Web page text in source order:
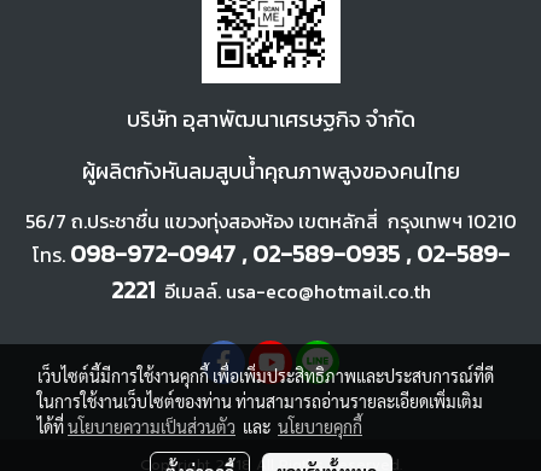
บริษัท อุสาพัฒนาเศรษฐกิจ จำกัด
ผู้ผลิตกังหันลมสูบน้ำคุณภาพสูงของคนไทย
56/7 ถ.ประชาชื่น แขวงทุ่งสองห้อง เขตหลักสี่ กรุงเทพฯ 10210
โทร. 098-972-0947 , 02-589-0935 , 02-589-
2221อีเมลล์. usa-eco@hotmail.co.th
Copyright 2018 All Rigths Reserved.
เว็บไซต์นี้มีการใช้งานคุกกี้ เพื่อเพิ่มประสิทธิภาพและประสบการณ์ที่ดี
ในการใช้งานเว็บไซต์ของท่าน ท่านสามารถอ่านรายละเอียดเพิ่มเติม
ได้ที่นโยบายความเป็นส่วนตัว และ นโยบายคุกกี้